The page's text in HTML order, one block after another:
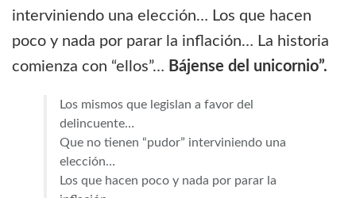
interviniendo una elección… Los que hacen
poco y nada por parar la inflación… La historia
comienza con “ellos”… Bájense del unicornio”.
Los mismos que legislan a favor del
delincuente…
Que no tienen “pudor” interviniendo una
elección…
Los que hacen poco y nada por parar la